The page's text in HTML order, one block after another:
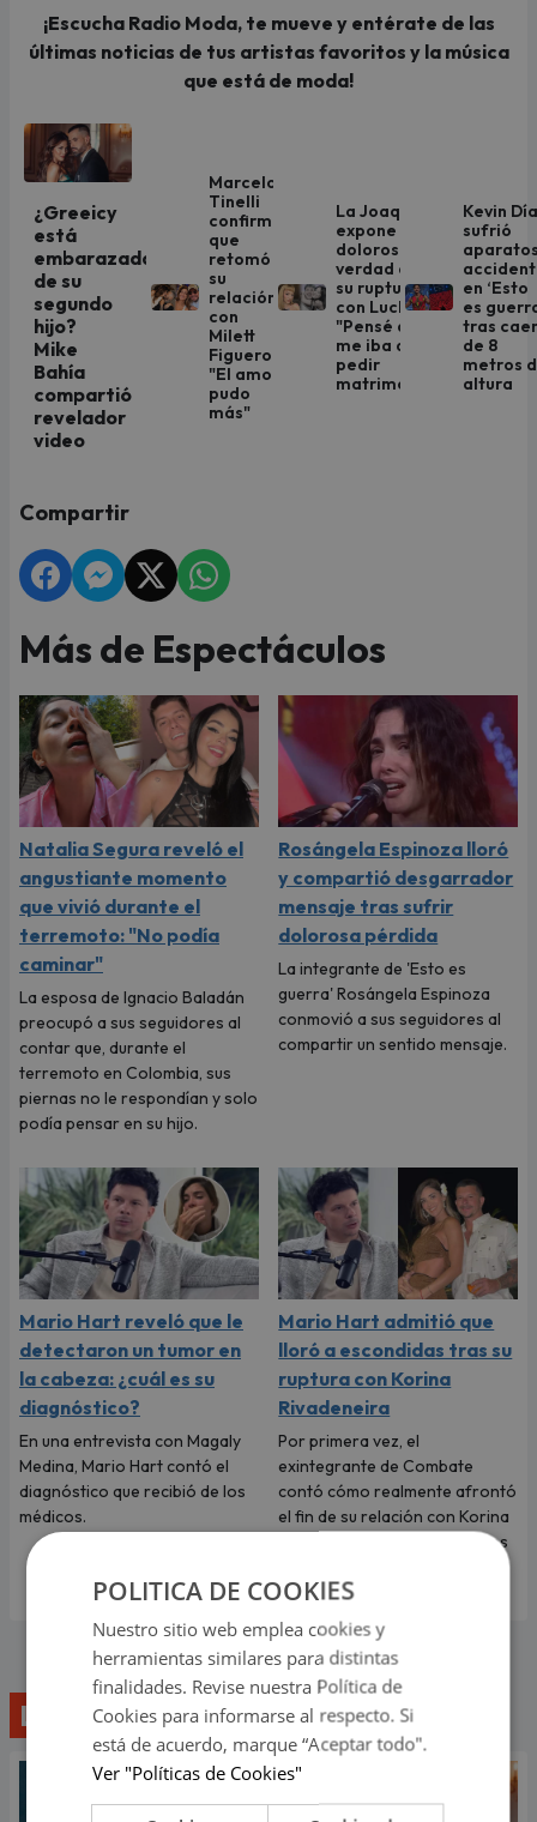
¡Escucha Radio Moda, te mueve y entérate de las
últimas noticias de tus artistas favoritos y la música
que está de moda!
¿Greeicy
está
embarazada
de su
segundo
hijo?
Mike
Bahía
compartió
revelador
video
Marcelo
Tinelli
confirmó
que
retomó
su
relación
con
Milett
Figueroa:
"El amor
pudo
más"
La Joaqui
expone la
dolorosa
verdad de
su ruptura
con Luck Ra:
"Pensé que
me iba a
pedir
matrimonio"
Kevin
sufrió
en ‘Esto
es
tras
de 8
metros
altura
Compartir
Más de Espectáculos
Natalia Segura reveló el
angustiante momento
que vivió durante el
terremoto: "No podía
caminar"
La esposa de Ignacio Baladán
preocupó a sus seguidores al
contar que, durante el
terremoto en Colombia, sus
piernas no le respondían y solo
podía pensar en su hijo.
Rosángela Espinoza lloró
y compartió desgarrador
mensaje tras sufrir
dolorosa pérdida
La integrante de 'Esto es
guerra' Rosángela Espinoza
conmovió a sus seguidores al
compartir un sentido mensaje.
Mario Hart reveló que le
detectaron un tumor en
la cabeza: ¿cuál es su
diagnóstico?
En una entrevista con Magaly
Medina, Mario Hart contó el
diagnóstico que recibió de los
médicos.
Mario Hart admitió que
lloró a escondidas tras su
ruptura con Korina
Rivadeneira
Por primera vez, el
exintegrante de Combate
contó cómo realmente afrontó
el fin de su relación con Korina
Rivadeneira, madre de sus dos
Lo último
POLITICA DE COOKIES
Nuestro sitio web emplea cookies y
herramientas similares para distintas
finalidades. Revise nuestra Política de
Cookies para informarse al respecto. Si
está de acuerdo, marque “Aceptar todo".
Ver "Políticas de Cookies"